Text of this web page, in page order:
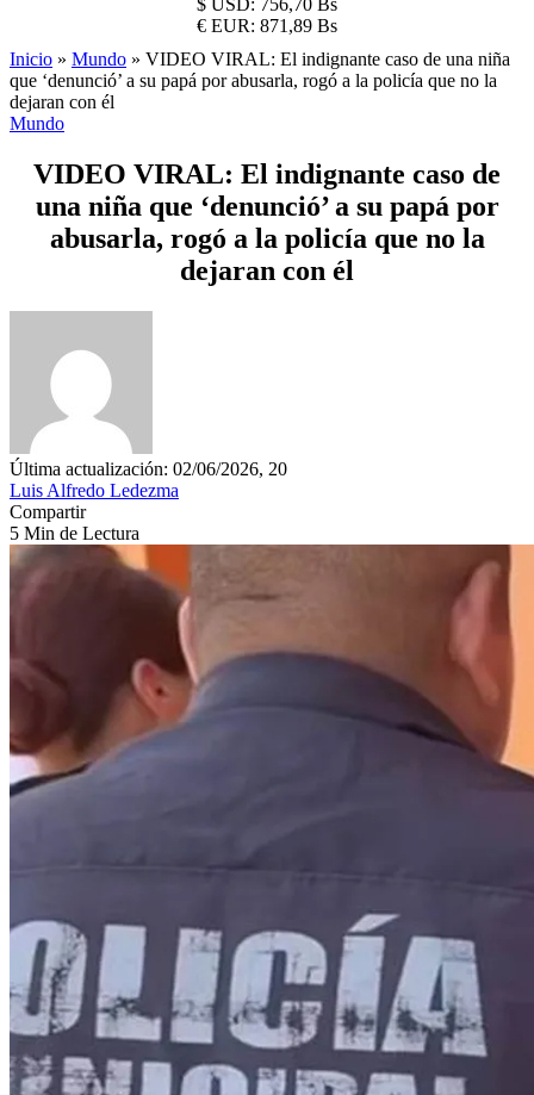
$ USD: 756,70 Bs
€ EUR: 871,89 Bs
Inicio » Mundo » VIDEO VIRAL: El indignante caso de una niña
que ‘denunció’ a su papá por abusarla, rogó a la policía que no la
dejaran con él
Mundo
VIDEO VIRAL: El indignante caso de
una niña que ‘denunció’ a su papá por
abusarla, rogó a la policía que no la
dejaran con él
Última actualización: 02/06/2026, 20
Luis Alfredo Ledezma
Compartir
5 Min de Lectura